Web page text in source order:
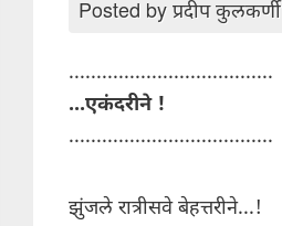
Posted by प्रदीप कुलकर्णी
.....................................
...एकंदरीने !
.....................................
झुंजले रात्रीसवे बेहत्तरीने...!